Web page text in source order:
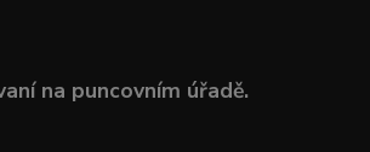
na puncovním úřadě.